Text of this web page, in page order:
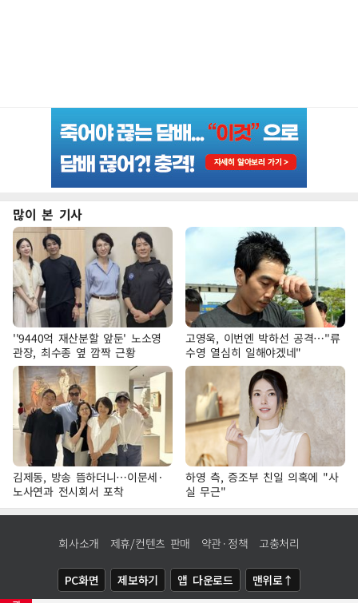
많이 본 기사
''9440억 재산분할 앞둔' 노소영
관장, 최수종 옆 깜짝 근황
고영욱, 이번엔 박하선 공격…"류
수영 열심히 일해야겠네"
김제동, 방송 뜸하더니…이문세·
노사연과 전시회서 포착
하영 측, 증조부 친일 의혹에 "사
실 무근"
회사소개 제휴/컨텐츠 판매 약관·정책 고충처리
PC화면 제보하기 앱 다운로드 맨위로↑